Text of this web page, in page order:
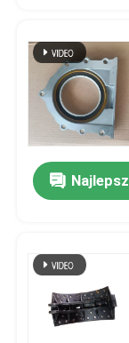
Produkty
wideo
O nas
Kontrola